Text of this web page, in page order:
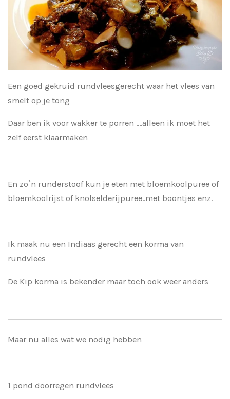
Een goed gekruid rundvleesgerecht waar het vlees van
smelt op je tong
Daar ben ik voor wakker te porren ....alleen ik moet het
zelf eerst klaarmaken
En zo`n runderstoof kun je eten met bloemkoolpuree of
bloemkoolrijst of knolselderijpuree..met boontjes enz.
Ik maak nu een Indiaas gerecht een korma van
rundvlees
De Kip korma is bekender maar toch ook weer anders
Maar nu alles wat we nodig hebben
1 pond doorregen rundvlees